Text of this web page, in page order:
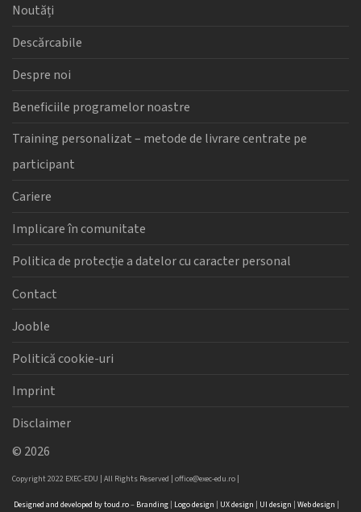
Noutăți
Descărcabile
Despre noi
Beneficiile programelor noastre
Training personalizat – metode de livrare centrate pe
participant
Cariere
Implicare în comunitate
Politica de protecție a datelor cu caracter personal
Contact
Jooble
Politică cookie-uri
Imprint
Disclaimer
© 2026
Copyright 2022 EXEC-EDU | All Rights Reserved | office@exec-edu.ro
Designed and developed bytoud.ro– Branding Logodesign UX design UI design Web design